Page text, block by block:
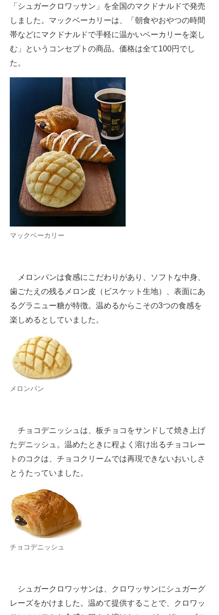
「シュガークロワッサン」を全国のマクドナルドで発売
しました。マックベーカリーは、「朝食やおやつの時間
帯などにマクドナルドで手軽に温かいベーカリーを楽し
む」というコンセプトの商品。価格は全て100円でし
た。
マックベーカリー
メロンパンは食感にこだわりがあり、ソフトな中身、
歯ごたえの残るメロン皮（ビスケット生地）、表面にあ
るグラニュー糖が特徴。温めるからこその3つの食感を
楽しめるとしていました。
メロンパン
チョコデニッシュは、板チョコをサンドして焼き上げ
たデニッシュ。温めたときに程よく溶け出るチョコレー
トのコクは、チョコクリームでは再現できないおいしさ
とうたっていました。
チョコデニッシュ
シュガークロワッサンは、クロワッサンにシュガーグ
レーズをかけました。温めて提供することで、クロワッ